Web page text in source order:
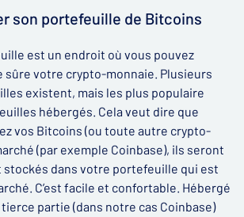
son portefeuille de Bitcoins
est un endroit où vous pouvez
sûre votre crypto-monnaie. Plusieurs
existent, mais les plus populaire
hébergés. Cela veut dire que
vos Bitcoins (ou toute autre crypto-
(par exemple Coinbase), ils seront
dans votre portefeuille qui est
C’est facile et confortable. Hébergé
partie (dans notre cas Coinbase)